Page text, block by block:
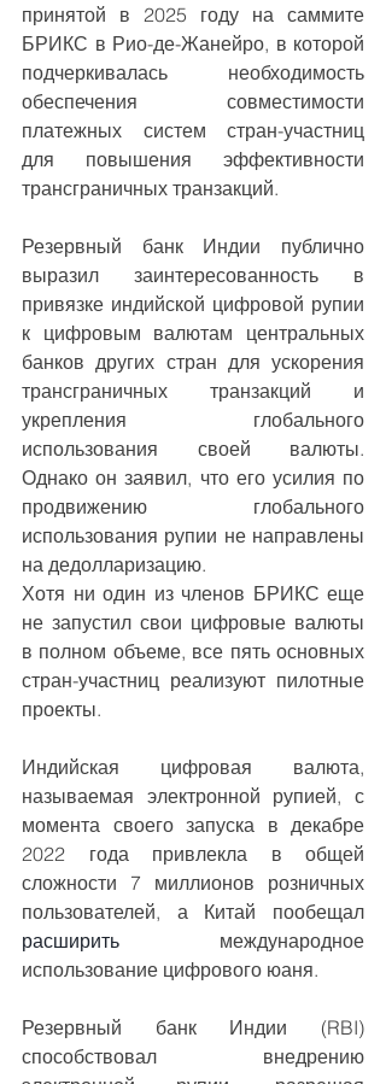
принятой в 2025 году на саммите
БРИКС в Рио-де-Жанейро, в которой
подчеркивалась необходимость
обеспечения совместимости
платежных систем стран-участниц
для повышения эффективности
трансграничных транзакций.
Резервный банк Индии публично
выразил заинтересованность в
привязке индийской цифровой рупии
к цифровым валютам центральных
банков других стран для ускорения
трансграничных транзакций и
укрепления глобального
использования своей валюты.
Однако он заявил, что его усилия по
продвижению глобального
использования рупии не направлены
на дедолларизацию.
Хотя ни один из членов БРИКС еще
не запустил свои цифровые валюты
в полном объеме, все пять основных
стран-участниц реализуют пилотные
проекты.
Индийская цифровая валюта,
называемая электронной рупией, с
момента своего запуска в декабре
2022 года привлекла в общей
сложности 7 миллионов розничных
расширить международное
использование цифрового юаня.
Резервный банк Индии (RBI)
способствовал внедрению